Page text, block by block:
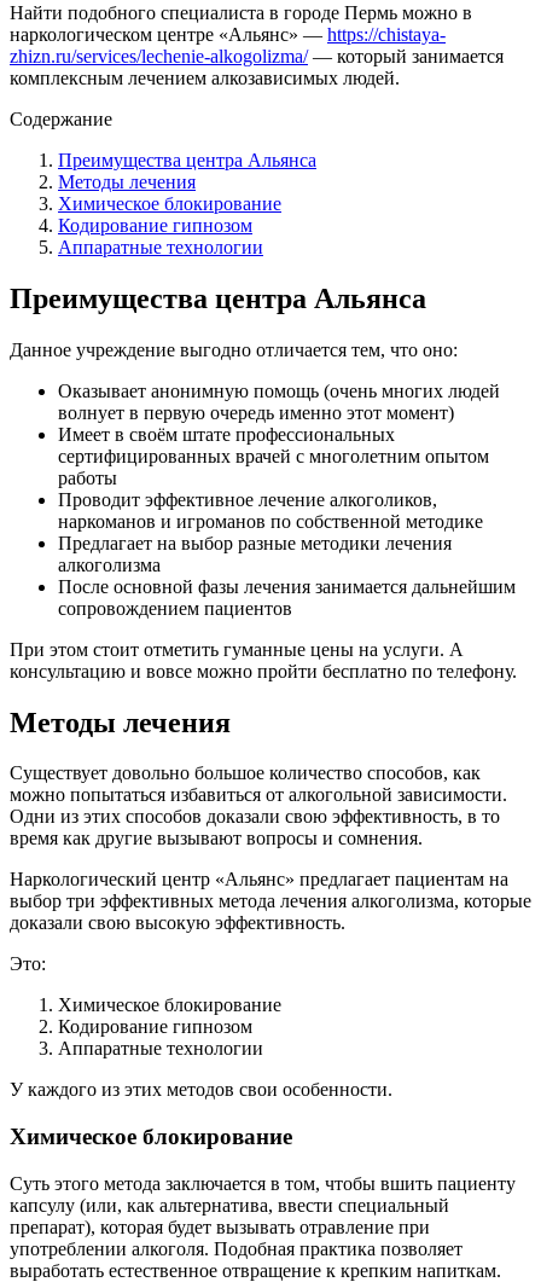
Найти подобного специалиста в городе Пермь можно в
наркологическом центре «Альянс» — https://chistaya-
zhizn.ru/services/lechenie-alkogolizma/— который занимается
комплексным лечением алкозависимых людей.
Содержание
Преимущества центра Альянса
Методы лечения
Химическое блокирование
Кодирование гипнозом
Аппаратные технологии
Преимущества центра Альянса
Данное учреждение выгодно отличается тем, что оно:
Оказывает анонимную помощь (очень многих людей
волнует в первую очередь именно этот момент)
Имеет в своём штате профессиональных
сертифицированных врачей с многолетним опытом
работы
Проводит эффективное лечение алкоголиков,
наркоманов и игроманов по собственной методике
Предлагает на выбор разные методики лечения
алкоголизма
После основной фазы лечения занимается дальнейшим
сопровождением пациентов
При этом стоит отметить гуманные цены на услуги. А
консультацию и вовсе можно пройти бесплатно по телефону.
Методы лечения
Существует довольно большое количество способов, как
можно попытаться избавиться от алкогольной зависимости.
Одни из этих способов доказали свою эффективность, в то
время как другие вызывают вопросы и сомнения.
Наркологический центр «Альянс» предлагает пациентам на
выбор три эффективных метода лечения алкоголизма, которые
доказали свою высокую эффективность.
Это:
Химическое блокирование
Кодирование гипнозом
Аппаратные технологии
У каждого из этих методов свои особенности.
Химическое блокирование
Суть этого метода заключается в том, чтобы вшить пациенту
капсулу (или, как альтернатива, ввести специальный
препарат), которая будет вызывать отравление при
употреблении алкоголя. Подобная практика позволяет
выработать естественное отвращение к крепким напиткам.